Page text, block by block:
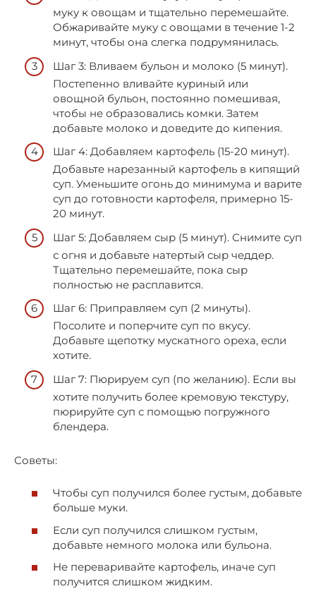
муку к овощам и тщательно перемешайте.
Обжаривайте муку с овощами в течение 1-2
минут, чтобы она слегка подрумянилась.
Шаг 3: Вливаем бульон и молоко (5 минут).
Постепенно вливайте куриный или
овощной бульон, постоянно помешивая,
чтобы не образовались комки. Затем
добавьте молоко и доведите до кипения.
Шаг 4: Добавляем картофель (15-20 минут).
Добавьте нарезанный картофель в кипящий
суп. Уменьшите огонь до минимума и варите
суп до готовности картофеля, примерно 15-
20 минут.
Шаг 5: Добавляем сыр (5 минут). Снимите суп
с огня и добавьте натертый сыр чеддер.
Тщательно перемешайте, пока сыр
полностью не расплавится.
Шаг 6: Приправляем суп (2 минуты).
Посолите и поперчите суп по вкусу.
Добавьте щепотку мускатного ореха, если
хотите.
Шаг 7: Пюрируем суп (по желанию). Если вы
хотите получить более кремовую текстуру,
пюрируйте суп с помощью погружного
блендера.
Советы:
Чтобы суп получился более густым, добавьте
больше муки.
Если суп получился слишком густым,
добавьте немного молока или бульона.
Не переваривайте картофель, иначе суп
получится слишком жидким.